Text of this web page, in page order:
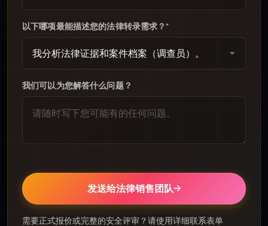
以下哪项最能描述您的法律转录需求？*
我们可以为您解答什么问题？
发送给法律销售团队
需要正式报价或完整的安全评审？请使用详细联系表单